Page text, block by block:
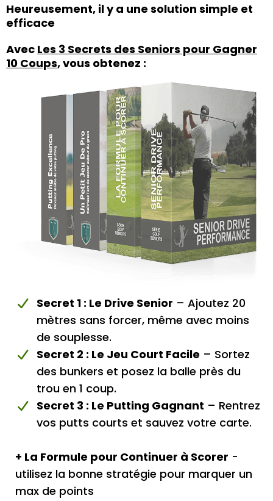
Heureusement, il y a une solution simple et
efficace
Avec Les 3 Secrets des Seniors pour Gagner
10 Coups, vous obtenez :
Secret 1 : Le Drive Senior – Ajoutez 20
mètres sans forcer, même avec moins
de souplesse.
Secret 2 : Le Jeu Court Facile – Sortez
des bunkers et posez la balle près du
trou en 1 coup.
Secret 3 : Le Putting Gagnant – Rentrez
vos putts courts et sauvez votre carte.
+ La Formule pour Continuer à Scorer -
utilisez la bonne stratégie pour marquer un
max de points